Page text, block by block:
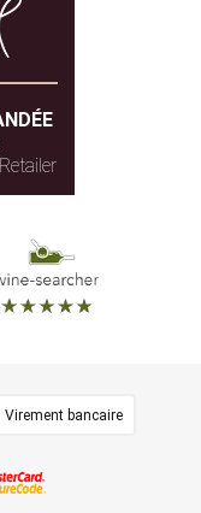
Virement bancaire